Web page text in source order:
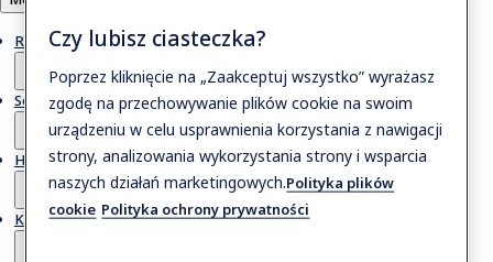
Rozwiązania
Serwis
Historie
Kontakt
Czy lubisz ciasteczka?
Poprzez kliknięcie na „Zaakceptuj wszystko” wyrażasz
zgodę na przechowywanie plików cookie na swoim
urządzeniu w celu usprawnienia korzystania z nawigacji
strony, analizowania wykorzystania strony i wsparcia
naszych działań marketingowych.Polityka plików
cookie Polityka ochrony prywatności